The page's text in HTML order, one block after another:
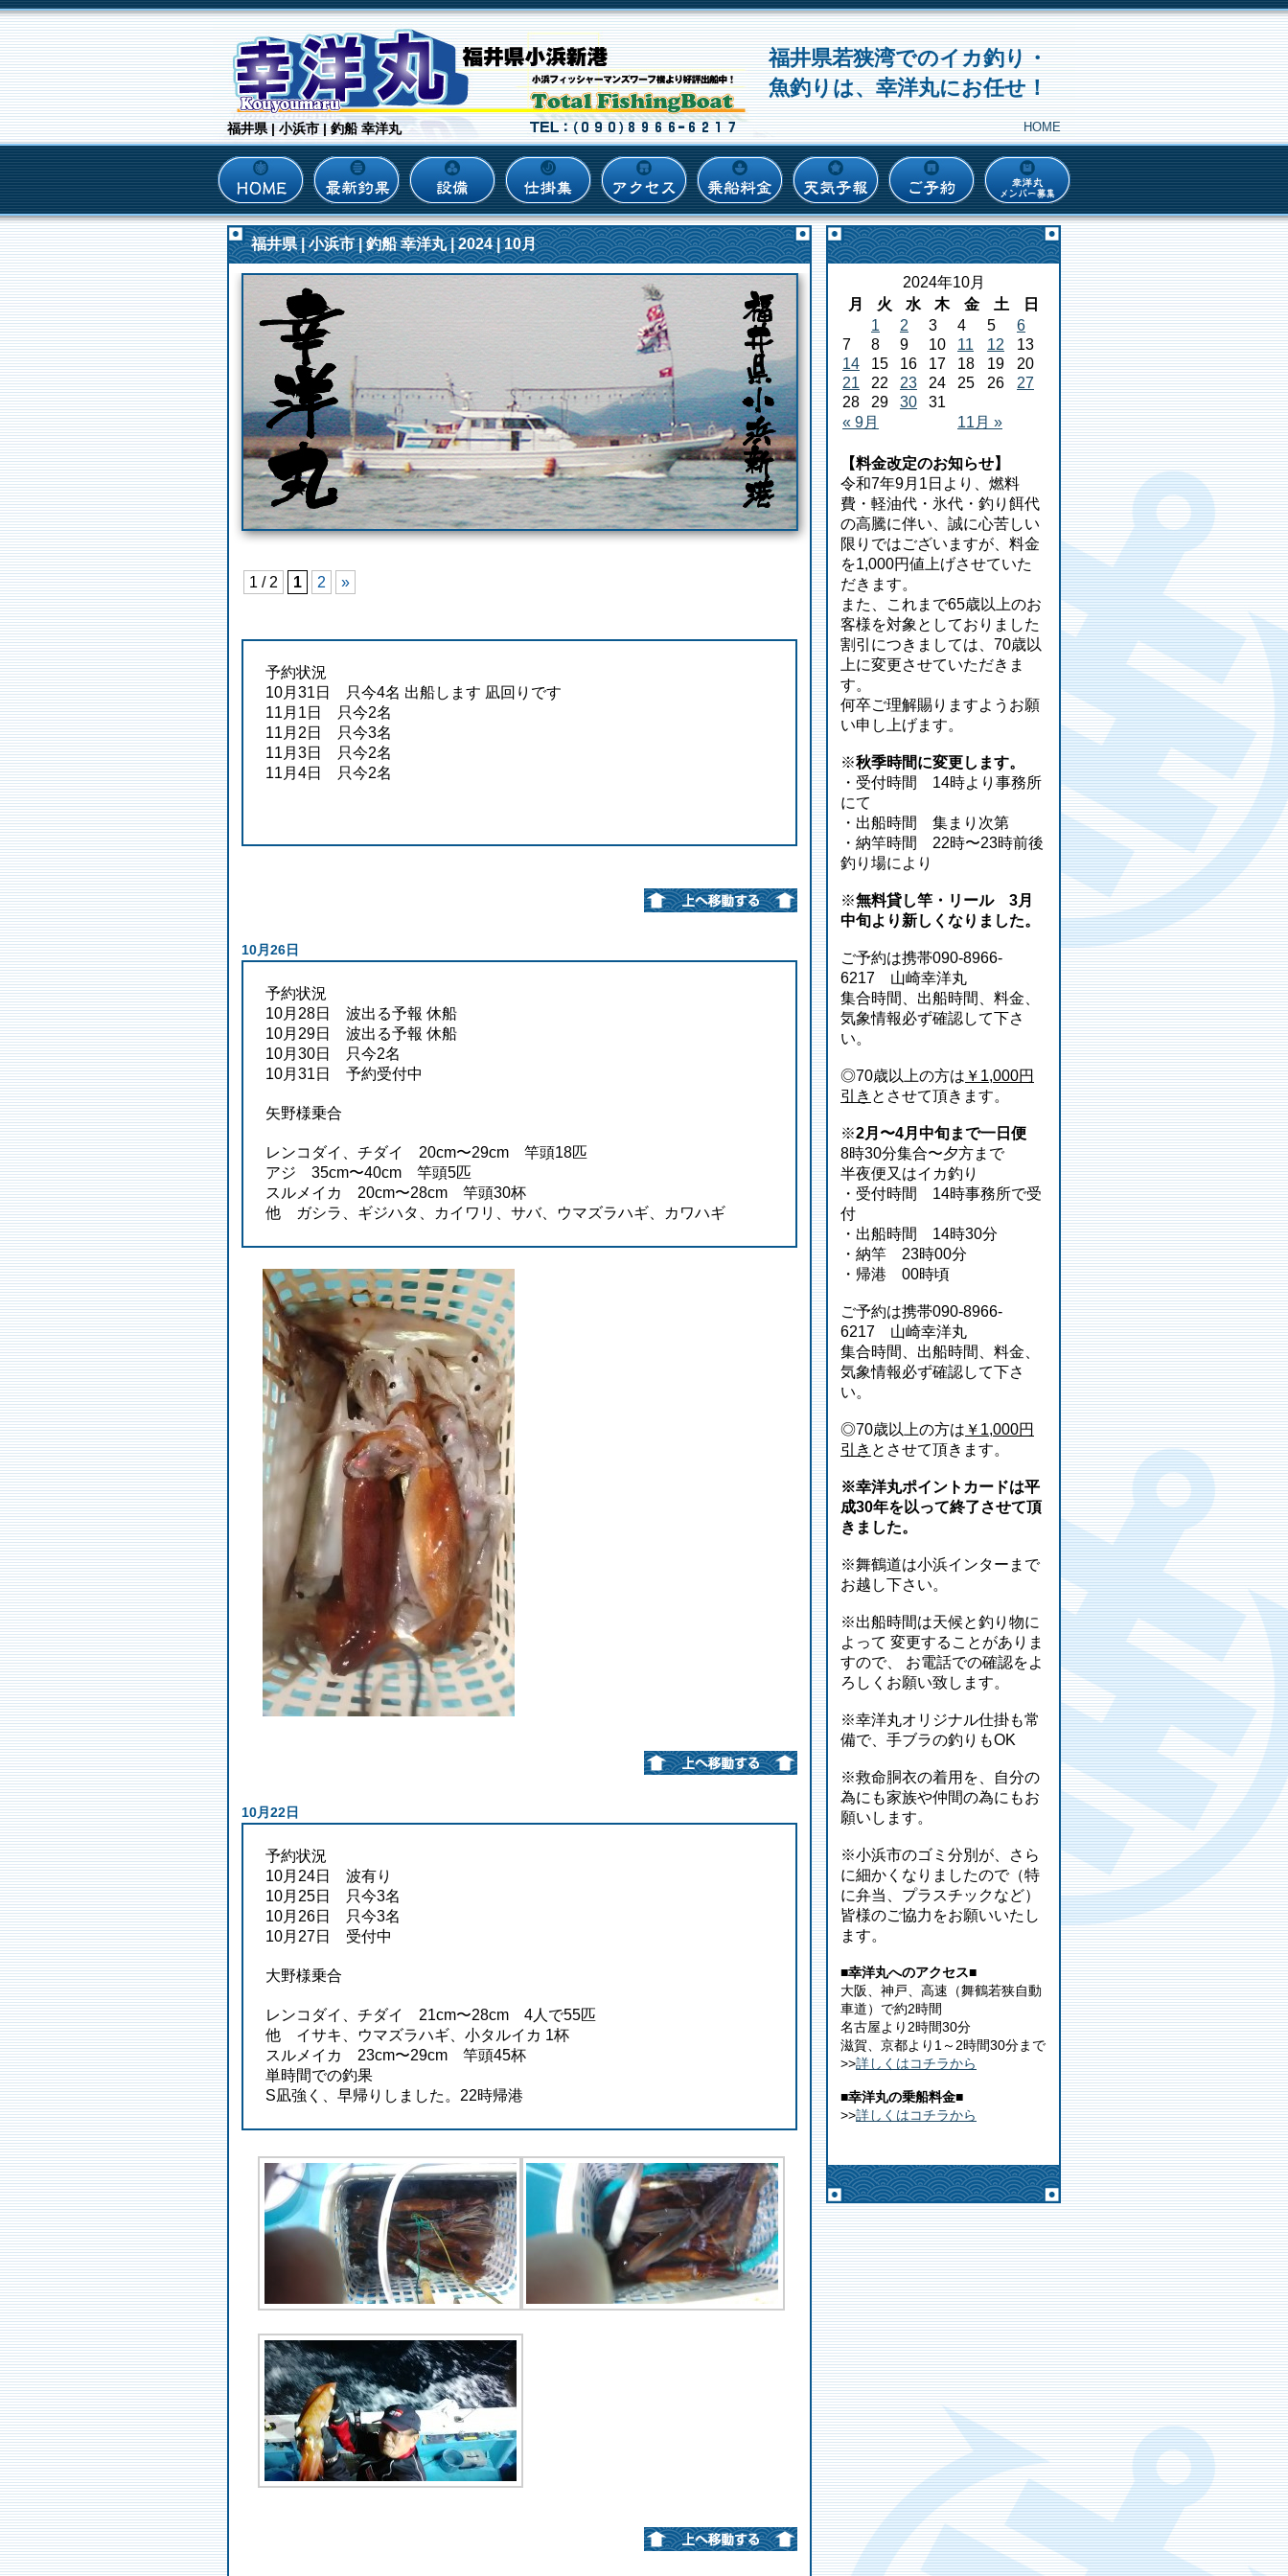
福井県 | 小浜市 | 釣船 幸洋丸
福井県若狭湾でのイカ釣り・
魚釣りは、幸洋丸にお任せ！
HOME
福井県 | 小浜市 | 釣船 幸洋丸 | 2024 | 10月
1 / 2 1 2 »
予約状況
10月31日 只今4名 出船します 凪回りです
11月1 日 只今2名
11月2 日 只今3名
11月3日 只今2名
11月4日 只今2名
10月26日
予約状況
10月28日 波出る予報 休船
10月29日 波出る予報 休船
10月30日 只今2名
10月31日 予約受付中
矢野様乗合
レンコダイ、チダイ 20cm〜29cm 竿頭18匹
アジ 35cm〜40cm 竿頭5匹
スルメイカ 20cm〜28cm 竿頭30杯
他 ガシラ、ギジハタ、カイワリ、サバ、ウマズラハギ、カワハギ
10月22日
予約状況
10月24日 波有り
10月25日 只今3名
10月26日 只今3名
10月27日 受付中
大野様乗合
レンコダイ、チダイ 21cm〜28cm 4人で55匹
他 イサキ、ウマズラハギ、小タルイカ 1杯
スルメイカ 23cm〜29cm 竿頭45杯
単時間での釣果
S凪強く、早帰りしました。22時帰港
2024年10月
月
火 水 木 金 土 日
« 9月 11月 »
1 2 3 4 5
6
7
8 9 10 11 12
13
14
15 16 17 18 19
20
21
22 23 24 25 26
27
28
29 30 31
【料金改定のお知らせ】
令和7年9月1日より、燃料
費・軽油代・氷代・釣り餌代
の高騰に伴い、誠に心苦しい
限りではございますが、料金
を1,000円値上げさせていた
だきます。
また、これまで65歳以上のお
客様を対象としておりました
割引につきましては、70歳以
上に変更させていただきま
す。
何卒ご理解賜りますようお願
い申し上げます。
※秋季時間に変更します。
・受付時間 14時より事務所
にて
・出船時間 集まり次第
・納竿時間 22時〜23時前後
釣り場により
※無料貸し竿・リール 3月
中旬より新しくなりました。
ご予約は携帯090-8966-
6217 山崎幸洋丸
集合時間、出船時間、料金、
気象情報必ず確認して下さ
い。
◎70歳以上の方は ￥1,000円
引き とさせて頂きます。
※2月〜4月中旬まで一日便
8時30分集合〜夕方まで
半夜便又はイカ釣り
・受付時間 14時事務所で受
付
・出船時間 14時30分
・納竿 23時00分
・帰港 00時頃
ご予約は携帯090-8966-
6217 山崎幸洋丸
集合時間、出船時間、料金、
気象情報必ず確認して下さ
い。
◎70歳以上の方は ￥1,000円
引き とさせて頂きます。
※幸洋丸ポイントカードは平
成30年を以って終了させて頂
きました。
※舞鶴道は小浜インターまで
お越し下さい。
※出船時間は天候と釣り物に
よって 変更することがありま
すので、 お電話での確認をよ
ろしくお願い致します。
※幸洋丸オリジナル仕掛も常
備で、手ブラの釣りもOK
※救命胴衣の着用を、自分の
為にも家族や仲間の為にもお
願いします。
※小浜市のゴミ分別が、さら
に細かくなりましたので（特
に弁当、プラスチックなど）
皆様のご協力をお願いいたし
ます。
■幸洋丸へのアクセス■
大阪、神戸、高速（舞鶴若狭自動
車道）で約2時間
名古屋より2時間30分
滋賀、京都より1～2時間30分まで
>>詳しくはコチラから
■幸洋丸の乗船料金■
>>詳しくはコチラから